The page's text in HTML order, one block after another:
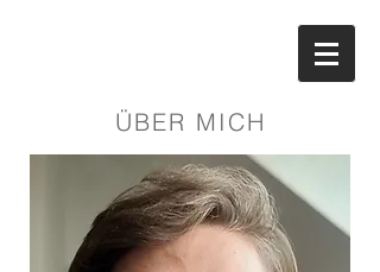
ÜBER MICH